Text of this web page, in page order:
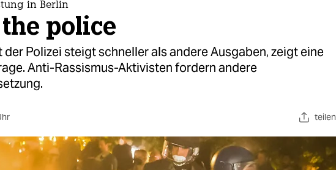
in Berlin
police
der Polizei steigt schneller als andere Ausgaben, zeigt eine
Anti-Rassismus-Aktivisten fordern andere
teilen